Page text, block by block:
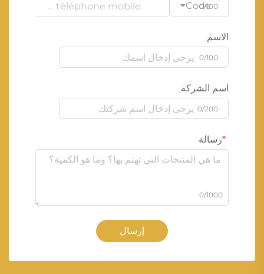
Code
0/100
الاسم
0/100
اسم الشركة
0/200
رسالة
0/1000
إرسال